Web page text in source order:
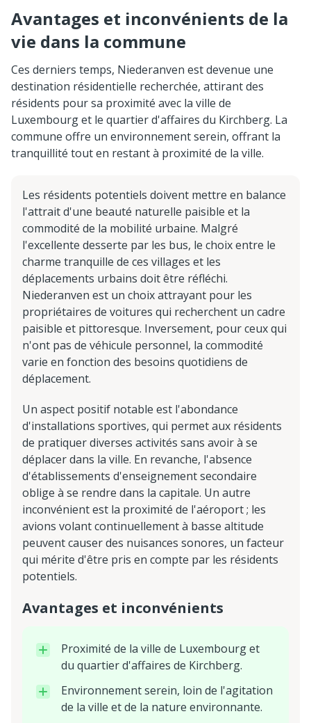
Avantages et inconvénients de la
vie dans la commune
Ces derniers temps, Niederanven est devenue une
destination résidentielle recherchée, attirant des
résidents pour sa proximité avec la ville de
Luxembourg et le quartier d'affaires du Kirchberg. La
commune offre un environnement serein, offrant la
tranquillité tout en restant à proximité de la ville.
Les résidents potentiels doivent mettre en balance
l'attrait d'une beauté naturelle paisible et la
commodité de la mobilité urbaine. Malgré
l'excellente desserte par les bus, le choix entre le
charme tranquille de ces villages et les
déplacements urbains doit être réfléchi.
Niederanven est un choix attrayant pour les
propriétaires de voitures qui recherchent un cadre
paisible et pittoresque. Inversement, pour ceux qui
n'ont pas de véhicule personnel, la commodité
varie en fonction des besoins quotidiens de
déplacement.
Un aspect positif notable est l'abondance
d'installations sportives, qui permet aux résidents
de pratiquer diverses activités sans avoir à se
déplacer dans la ville. En revanche, l'absence
d'établissements d'enseignement secondaire
oblige à se rendre dans la capitale. Un autre
inconvénient est la proximité de l'aéroport ; les
avions volant continuellement à basse altitude
peuvent causer des nuisances sonores, un facteur
qui mérite d'être pris en compte par les résidents
potentiels.
Avantages et inconvénients
Proximité de la ville de Luxembourg et
du quartier d'affaires de Kirchberg.
Environnement serein, loin de l'agitation
de la ville et de la nature environnante.